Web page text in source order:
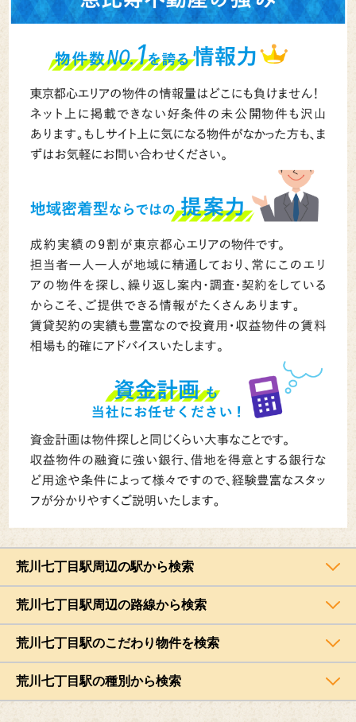
荒川七丁目駅周辺の駅から検索
荒川七丁目駅周辺の路線から検索
荒川七丁目駅のこだわり物件を検索
荒川七丁目駅の種別から検索